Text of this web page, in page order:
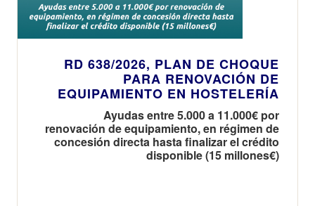
RD 638/2026, PLAN DE CHOQUE
PARA RENOVACIÓN DE
EQUIPAMIENTO EN HOSTELERÍA
Ayudas entre 5.000 a 11.000€ por
renovación de equipamiento, en régimen de
concesión directa hasta finalizar el crédito
disponible (15 millones€)